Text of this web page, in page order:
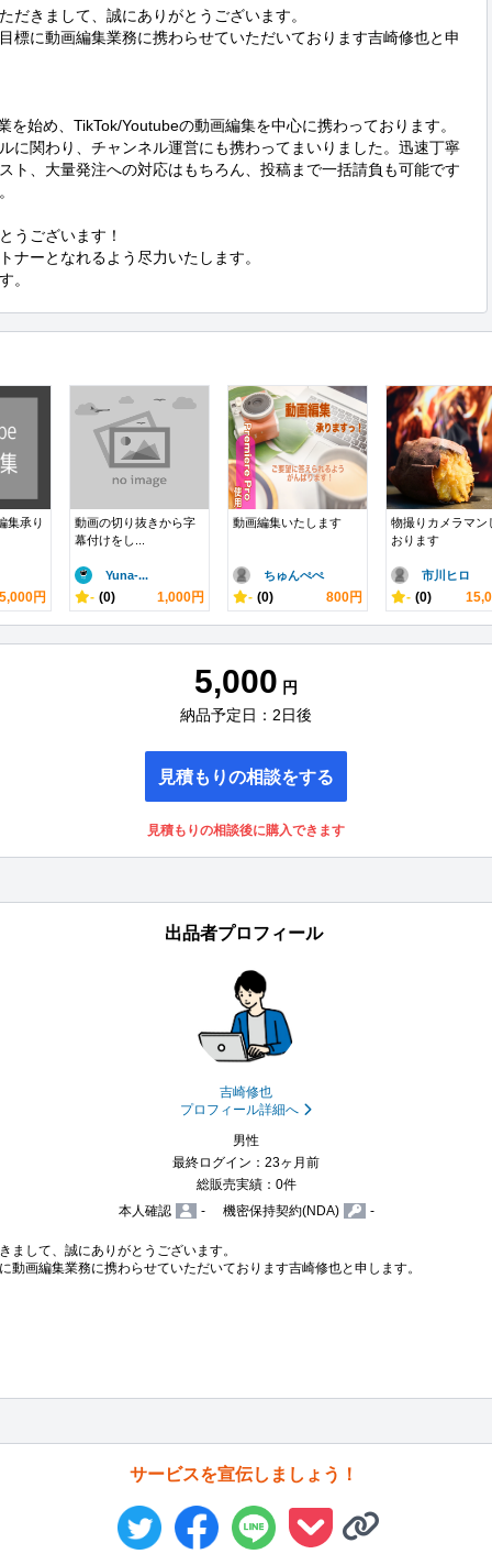
だきまして、誠にありがとうございます。
標に動画編集業務に携わらせていただいております吉崎修也と申
始め、TikTok/Youtubeの動画編集を中心に携わっております。
に関わり、チャンネル運営にも携わってまいりました。迅速丁寧
ト、大量発注への対応はもちろん、投稿まで一括請負も可能です
うございます！
ナーとなれるよう尽力いたします。
。
集承り
5,000円
動画の切り抜きから字
幕付けをし...
Yuna-...
- (0) 1,000円
動画編集いたします
ちゅんぺぺ
- (0) 800円
物撮りカメラマン
おります
市川ヒロ
- (0)
5,000 円
納品予定日：2日後
見積もりの相談をする
見積もりの相談後に購入できます
出品者プロフィール
吉崎修也
プロフィール詳細へ
男性
最終ログイン：23ヶ月前
総販売実績：0件
本人確認
- 機密保持契約(NDA) -
まして、誠にありがとうございます。
動画編集業務に携わらせていただいております吉崎修也と申します。
サービスを宣伝しましょう！